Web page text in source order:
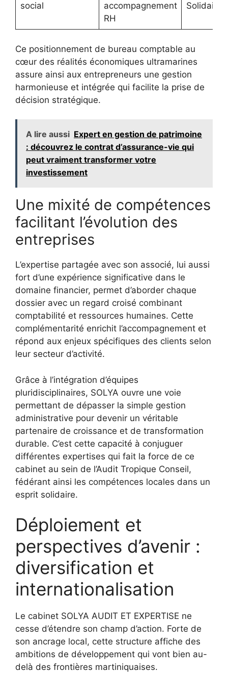
social
accompagnement
RH
Solidaire
Ce positionnement de bureau comptable au
cœur des réalités économiques ultramarines
assure ainsi aux entrepreneurs une gestion
harmonieuse et intégrée qui facilite la prise de
décision stratégique.
A lire aussi Expert en gestion de patrimoine
: découvrez le contrat d’assurance-vie qui
peut vraiment transformer votre
investissement
Une mixité de compétences
facilitant l’évolution des
entreprises
L’expertise partagée avec son associé, lui aussi
fort d’une expérience significative dans le
domaine financier, permet d’aborder chaque
dossier avec un regard croisé combinant
comptabilité et ressources humaines. Cette
complémentarité enrichit l’accompagnement et
répond aux enjeux spécifiques des clients selon
leur secteur d’activité.
Grâce à l’intégration d’équipes
pluridisciplinaires, SOLYA ouvre une voie
permettant de dépasser la simple gestion
administrative pour devenir un véritable
partenaire de croissance et de transformation
durable. C’est cette capacité à conjuguer
différentes expertises qui fait la force de ce
cabinet au sein de l’Audit Tropique Conseil,
fédérant ainsi les compétences locales dans un
esprit solidaire.
Déploiement et
perspectives d’avenir :
diversification et
internationalisation
Le cabinet SOLYA AUDIT ET EXPERTISE ne
cesse d’étendre son champ d’action. Forte de
son ancrage local, cette structure affiche des
ambitions de développement qui vont bien au-
delà des frontières martiniquaises.